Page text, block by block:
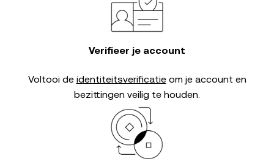
Verifieer je account
Voltooi de identiteitsverificatieom je account en
bezittingen veilig te houden.